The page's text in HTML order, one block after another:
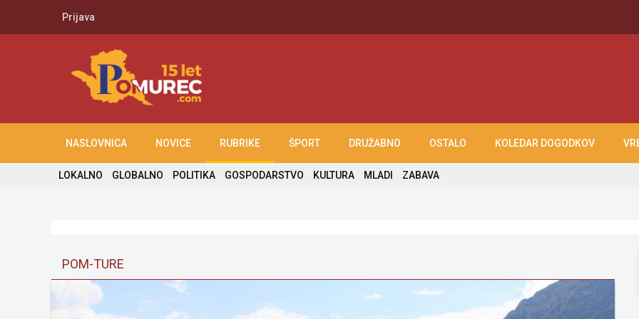
Prijava
NASLOVNICA NOVICE RUBRIKE ŠPORT DRUŽABNO OSTALO KOLEDAR DOGODKOV
LOKALNO GLOBALNO POLITIKA GOSPODARSTVO KULTURA MLADI ZABAVA
POM-TURE